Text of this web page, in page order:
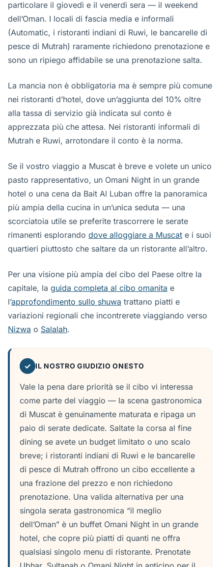
particolare il giovedì e il venerdì sera — il weekend
dell’Oman. I locali di fascia media e informali
(Automatic, i ristoranti indiani di Ruwi, le bancarelle di
pesce di Mutrah) raramente richiedono prenotazione e
sono un ripiego affidabile se una prenotazione salta.
La mancia non è obbligatoria ma è sempre più comune
nei ristoranti d’hotel, dove un’aggiunta del 10% oltre
alla tassa di servizio già indicata sul conto è
apprezzata più che attesa. Nei ristoranti informali di
Mutrah e Ruwi, arrotondare il conto è la norma.
Se il vostro viaggio a Muscat è breve e volete un unico
pasto rappresentativo, un Omani Night in un grande
hotel o una cena da Bait Al Luban offre la panoramica
più ampia della cucina in un’unica seduta — una
scorciatoia utile se preferite trascorrere le serate
rimanenti esplorando dove alloggiare a Muscat e i suoi
quartieri piuttosto che saltare da un ristorante all’altro.
Per una visione più ampia del cibo del Paese oltre la
capitale, la guida completa al cibo omanita e
l’approfondimento sullo shuwa trattano piatti e
variazioni regionali che incontrerete viaggiando verso
Nizwa o Salalah.
✓ IL NOSTRO GIUDIZIO ONESTO
Vale la pena dare priorità se il cibo vi interessa
come parte del viaggio — la scena gastronomica
di Muscat è genuinamente maturata e ripaga un
paio di serate dedicate. Saltate la corsa al fine
dining se avete un budget limitato o uno scalo
breve; i ristoranti indiani di Ruwi e le bancarelle
di pesce di Mutrah offrono un cibo eccellente a
una frazione del prezzo e non richiedono
prenotazione. Una valida alternativa per una
singola serata gastronomica “il meglio
dell’Oman” è un buffet Omani Night in un grande
hotel, che copre più piatti di quanti ne offra
qualsiasi singolo menu di ristorante. Prenotate